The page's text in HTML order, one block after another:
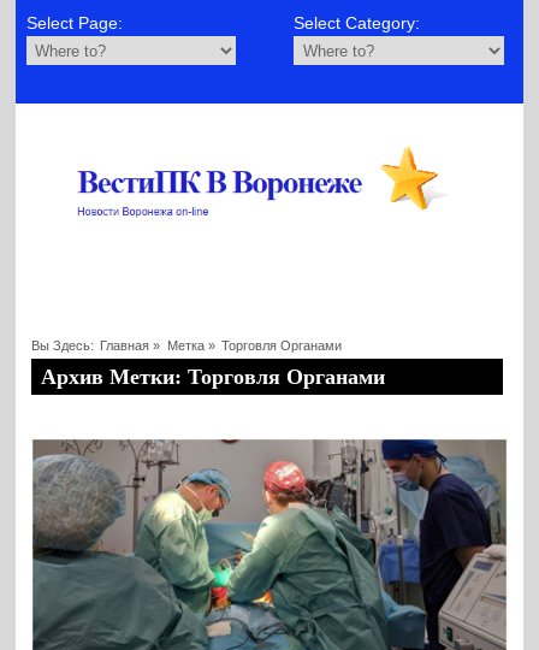
Select Page: Select Category:
Вы Здесь: Главная » Метка » Торговля Органами
Архив Метки: Торговля Органами